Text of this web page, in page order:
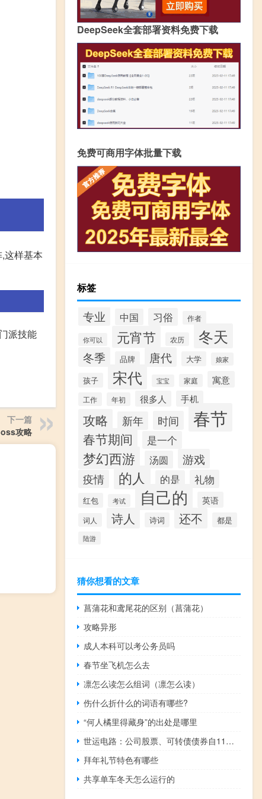
这样基本
派技能
下一篇
攻略
DeepSeek全套部署资料免费下载
免费可商用字体批量下载
标签
专业 中国 习俗 作者
你可以 元宵节 农历 冬天
冬季 品牌 唐代 大学 娘家
孩子 宋代 宝宝 家庭 寓意
工作 年初 很多人 手机
攻略 新年 时间 春节
春节期间 是一个
梦幻西游 汤圆 游戏
疫情 的人 的是 礼物
红包 考试 自己的 英语
词人 诗人 诗词 还不 都是
陆游
猜你想看的文章
菖蒲花和鸢尾花的区别（菖蒲花）
攻略异形
成人本科可以考公务员吗
春节坐飞机怎么去
凛怎么读怎么组词（凛怎么读）
伤什么折什么的词语有哪些?
“何人橘里得藏身”的出处是哪里
世运电路：公司股票、可转债债券自11月20日开市起继续停牌
拜年礼节特色有哪些
共享单车冬天怎么运行的